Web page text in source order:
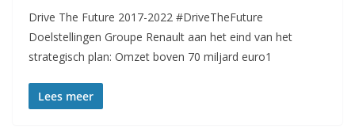
Drive The Future 2017-2022 #DriveTheFuture
Doelstellingen Groupe Renault aan het eind van het
strategisch plan: Omzet boven 70 miljard euro1
Lees meer